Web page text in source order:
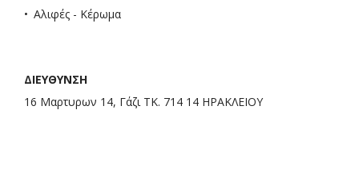
Αλιφές - Κέρωμα
ΔΙΕΥΘΥΝΣΗ
16 Μαρτυρων 14, Γάζι ΤΚ. 714 14 ΗΡΑΚΛΕΙΟΥ